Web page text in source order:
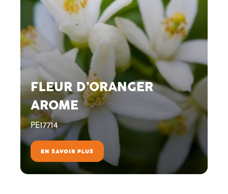
FLEUR D’ORANGER
AROME
PE17714
EN SAVOIR PLUS